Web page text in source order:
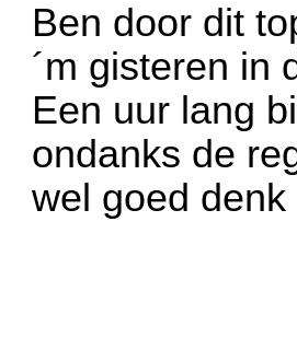
Ben door dit
´m gisteren in
Een uur lang
ondanks de
wel goed denk